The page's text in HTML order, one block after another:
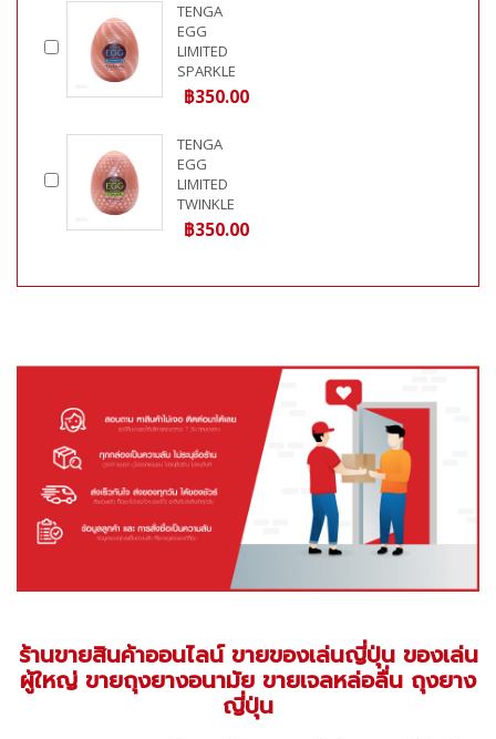
TENGA
EGG
LIMITED
SPARKLE
฿350.00
TENGA
EGG
LIMITED
TWINKLE
฿350.00
ร้านขายสินค้าออนไลน์ ขายของเล่นญี่ปุ่น ของเล่น
ผู้ใหญ่ ขายถุงยางอนามัย ขายเจลหล่อลื่น ถุงยาง
ญี่ปุ่น